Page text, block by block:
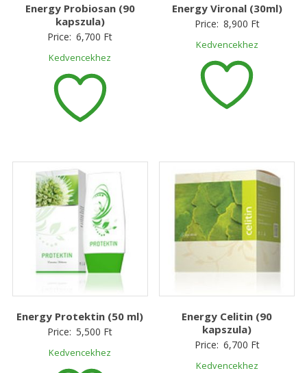
Energy Probiosan (90
kapszula)
Price: 6,700 Ft
Kedvencekhez
Energy Vironal (30ml)
Price: 8,900 Ft
Kedvencekhez
Energy Protektin (50 ml)
Price: 5,500 Ft
Kedvencekhez
Energy Celitin (90
kapszula)
Price: 6,700 Ft
Kedvencekhez